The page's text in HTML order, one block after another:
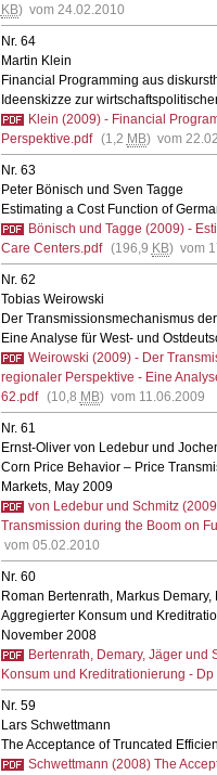
KB) vom 24.02.2010
Nr. 64
Martin Klein
Financial Programming aus
Ideenskizze zur
Klein (2009) - Financial
Perspektive.pdf (1,2 MB) vom
Nr. 63
Peter Bönisch und Sven Tagge
Estimating a Cost Function of
Bönisch und Tagge (2009) -
Care Centers.pdf (196,9 KB) vom
Nr. 62
Tobias Weirowski
Der Transmissionsmechanismus
Eine Analyse für West- und
Weirowski (2009) - Der
regionaler Perspektive - Eine
62.pdf (10,8 MB) vom 11.06.2009
Nr. 61
Ernst-Oliver von Ledebur und
Corn Price Behavior – Price
Markets, May 2009
von Ledebur und Schmitz
Transmission during the Boom on
vom 05.02.2010
Nr. 60
Roman Bertenrath, Markus
Aggregierter Konsum und
November 2008
Bertenrath, Demary, Jäger und
Konsum und Kreditrationierung - Dp
Nr. 59
Lars Schwettmann
The Acceptance of Truncated
Schwettmann (2008) The